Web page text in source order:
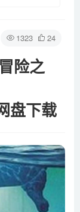
1323 24
险之
盘下载